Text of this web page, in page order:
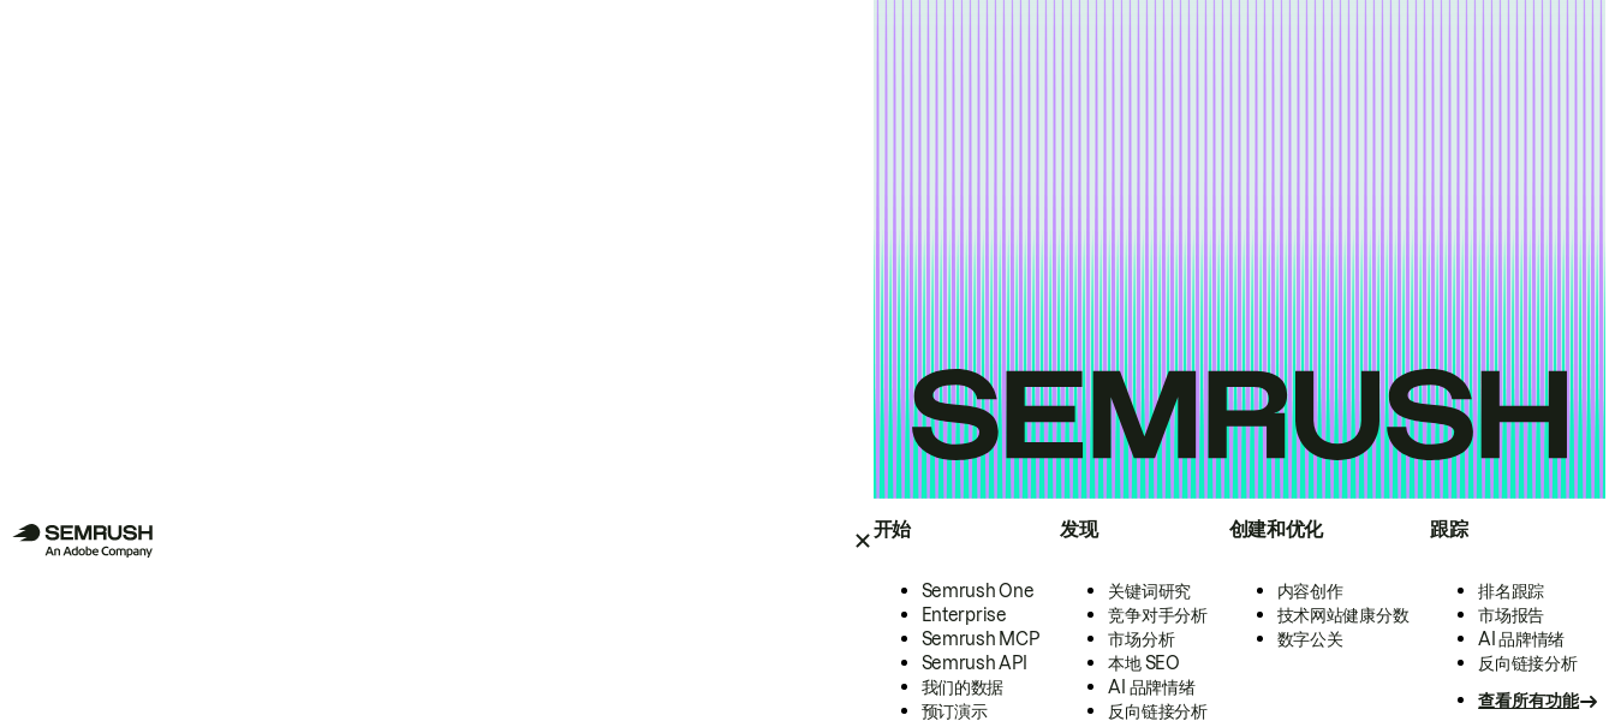
开始
Semrush One
Enterprise
Semrush MCP
Semrush API
我们的数据
预订演示
发现
关键词研究
竞争对手分析
市场分析
本地 SEO
AI 品牌情绪
反向链接分析
创建和优化
内容创作
技术网站健康分数
数字公关
跟踪
排名跟踪
市场报告
AI 品牌情绪
反向链接分析
查看所有功能